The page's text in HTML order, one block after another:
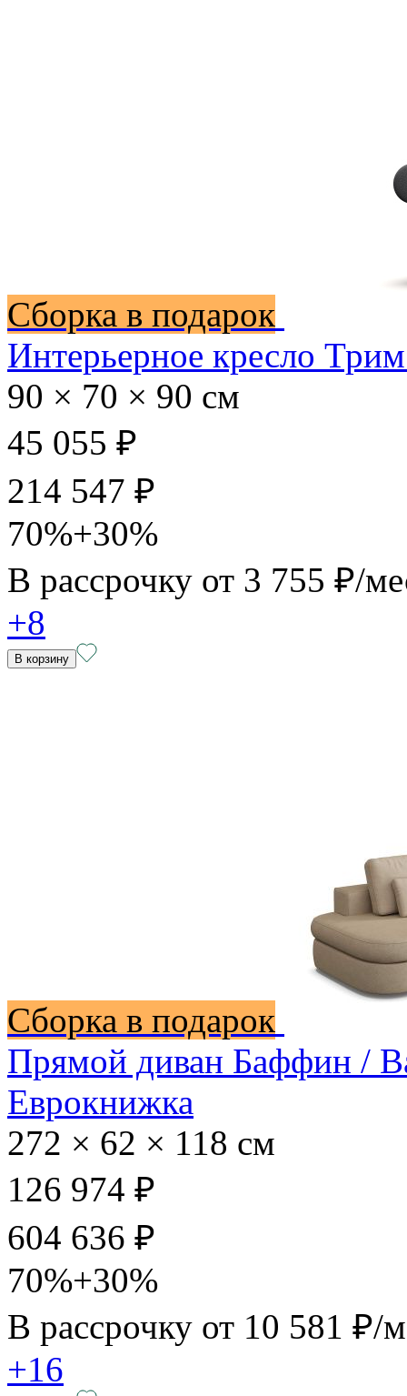
Сборка в подарок
Интерьерное кресло
90 × 70 × 90 см
45 055 ₽
214 547 ₽
70%+30%
В рассрочку от 3 755 ₽/
+8
В корзину
Сборка в подарок
Прямой диван Баффин /
Еврокнижка
272 × 62 × 118 см
126 974 ₽
604 636 ₽
70%+30%
В рассрочку от 10 581 ₽/
+16